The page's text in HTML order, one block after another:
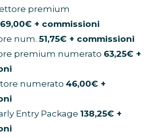
premium
69,00€ + commissioni
num. 51,75€ + commissioni
premium numerato 63,25€ +
numerato 46,00€ +
Entry Package 138,25€ +